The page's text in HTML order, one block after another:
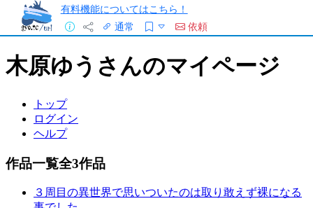
有料機能についてはこちら！
通常
依頼